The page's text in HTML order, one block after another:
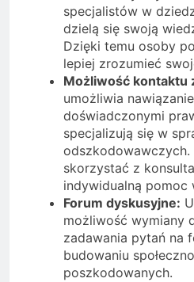
specjalistów w
dzielą się swoją
Dzięki temu osoby
lepiej zrozumieć
Możliwość kontaktu
umożliwia
doświadczonymi
specjalizują się w
skorzystać z
indywidualną pomoc
Forum dyskusyjne:
możliwość wymiany
zadawania pytań na
budowaniu
poszkodowanych.